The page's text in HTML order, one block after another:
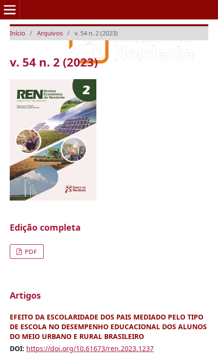
Início / Arquivos / v. 54 n. 2 (2023)
v. 54 n. 2 (2023)
Edição completa
PDF
Artigos
EFEITO DA ESCOLARIDADE DOS PAIS MEDIADO PELO TIPO
DE ESCOLA NO DESEMPENHO EDUCACIONAL DOS ALUNOS
DO MEIO URBANO E RURAL BRASILEIRO
DOI: https://doi.org/10.61673/ren.2023.1237